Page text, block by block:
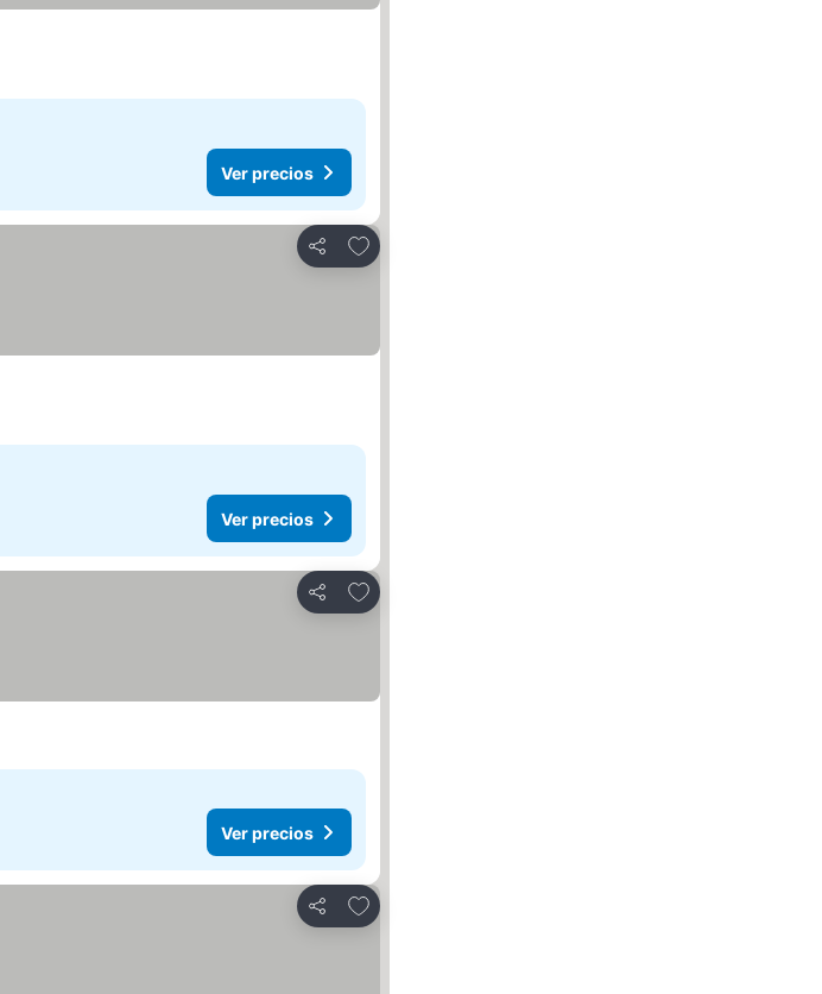
Ver precios
Compartir
Agregar a favoritos
Ver precios
Compartir
Agregar a favoritos
Ver precios
Compartir
Agregar a favoritos